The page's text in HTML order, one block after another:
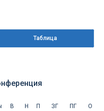
Таблица
В Н П ЗГ ПГ О